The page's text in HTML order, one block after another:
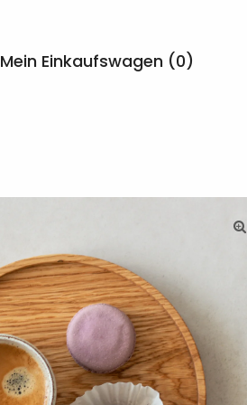
Mein Einkaufswagen (0)